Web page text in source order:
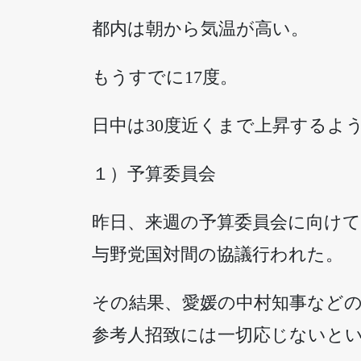
都内は朝から気温が高い。
もうすでに17度。
日中は30度近くまで上昇するよう
１）予算委員会
昨日、来週の予算委員会に向けて
与野党国対間の協議行われた。
その結果、愛媛の中村知事などの
参考人招致には一切応じないとい